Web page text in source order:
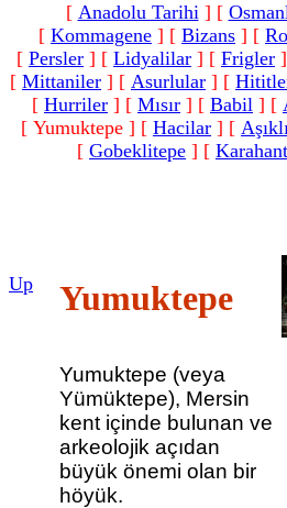
[ Anadolu Tarihi] [
[ Kommagene ] [ Bizans ] [
[ Persler ] [ Lidyalilar ] [ Frigler ]
[ Mittaniler ] [ Asurlular ] [
[ Hurriler ] [ Mısır ] [ Babil ] [
[ Yumuktepe ] [ Hacilar ] [
[ Gobeklitepe ] [
Up Yumuktepe
Yumuktepe (veya
Yümüktepe), Mersin
kent içinde bulunan ve
arkeolojik açıdan
büyük önemi olan bir
höyük.